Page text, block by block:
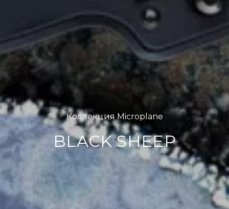
Коллекция Microplane
BLACK SHEEP